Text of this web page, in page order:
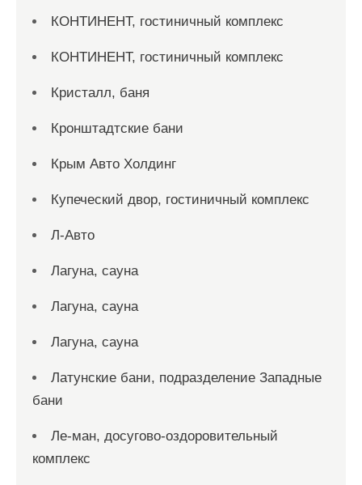
КОНТИНЕНТ, гостиничный комплекс
КОНТИНЕНТ, гостиничный комплекс
Кристалл, баня
Кронштадтские бани
Крым Авто Холдинг
Купеческий двор, гостиничный комплекс
Л-Авто
Лагуна, сауна
Лагуна, сауна
Лагуна, сауна
Латунские бани, подразделение Западные
бани
Ле-ман, досугово-оздоровительный
комплекс